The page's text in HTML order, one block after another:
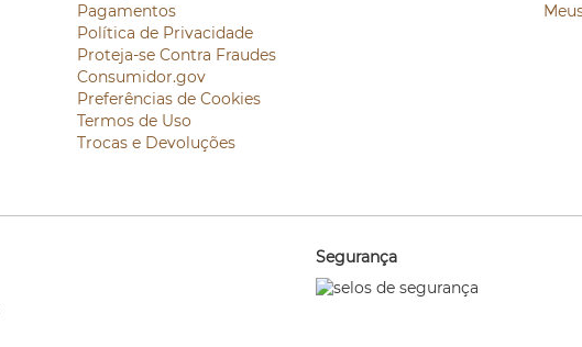
Pagamentos
Política de Privacidade
Proteja-se Contra Fraudes
Consumidor.gov
Preferências de Cookies
Termos de Uso
Trocas e Devoluções
Segurança